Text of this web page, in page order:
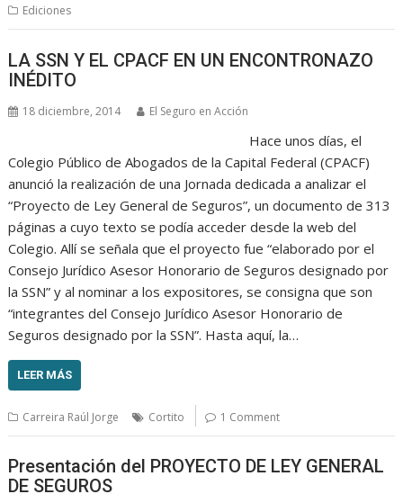
Ediciones
LA SSN Y EL CPACF EN UN ENCONTRONAZO
INÉDITO
18 diciembre, 2014 El Seguro en Acción
Hace unos días, el
Colegio Público de Abogados de la Capital Federal (CPACF)
anunció la realización de una Jornada dedicada a analizar el
“Proyecto de Ley General de Seguros”, un documento de 313
páginas a cuyo texto se podía acceder desde la web del
Colegio. Allí se señala que el proyecto fue “elaborado por el
Consejo Jurídico Asesor Honorario de Seguros designado por
la SSN” y al nominar a los expositores, se consigna que son
“integrantes del Consejo Jurídico Asesor Honorario de
Seguros designado por la SSN”. Hasta aquí, la…
LEER MÁS
Carreira Raúl Jorge Cortito 1 Comment
Presentación del PROYECTO DE LEY GENERAL
DE SEGUROS